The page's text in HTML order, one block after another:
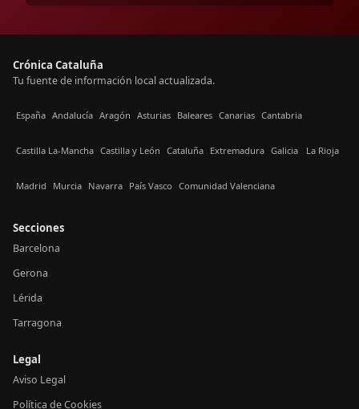
Crónica Cataluña
Tu fuente de información local actualizada.
España Andalucía Aragón Asturias Baleares Canarias Cantabria
Castilla La-Mancha Castilla y León Cataluña Extremadura Galicia La Rioja
Madrid Murcia Navarra País Vasco Comunidad Valenciana
Secciones
Barcelona
Gerona
Lérida
Tarragona
Legal
Aviso Legal
Política de Cookies